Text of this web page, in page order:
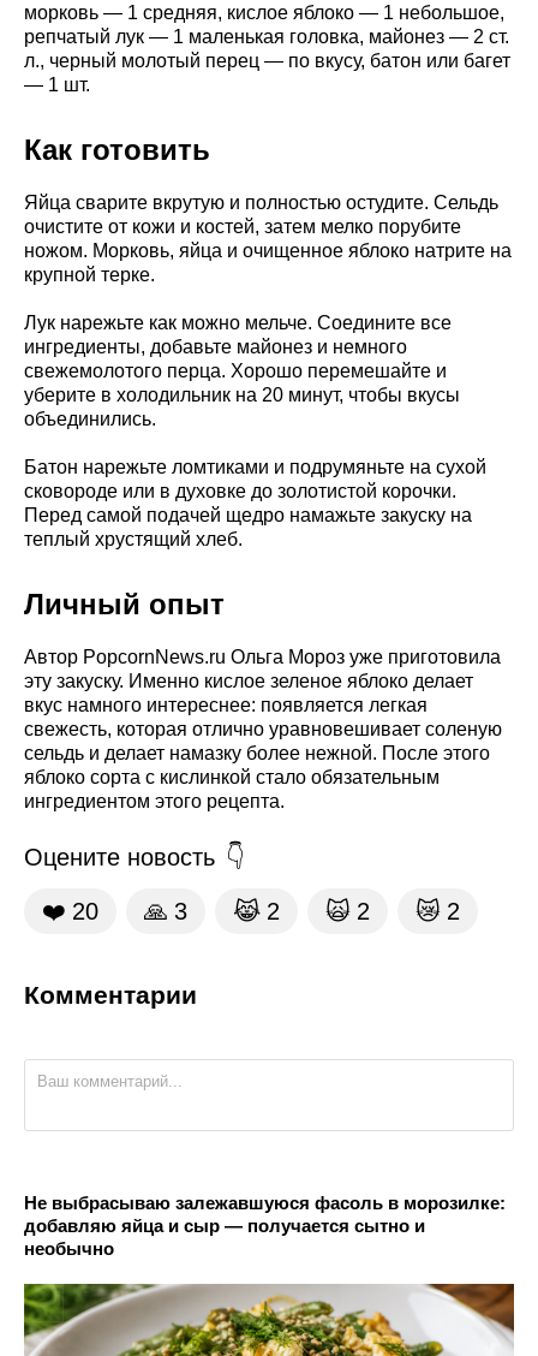
морковь — 1 средняя, кислое яблоко — 1 небольшое,
репчатый лук — 1 маленькая головка, майонез — 2 ст.
л., черный молотый перец — по вкусу, батон или багет
— 1 шт.
Как готовить
Яйца сварите вкрутую и полностью остудите. Сельдь
очистите от кожи и костей, затем мелко порубите
ножом. Морковь, яйца и очищенное яблоко натрите на
крупной терке.
Лук нарежьте как можно мельче. Соедините все
ингредиенты, добавьте майонез и немного
свежемолотого перца. Хорошо перемешайте и
уберите в холодильник на 20 минут, чтобы вкусы
объединились.
Батон нарежьте ломтиками и подрумяньте на сухой
сковороде или в духовке до золотистой корочки.
Перед самой подачей щедро намажьте закуску на
теплый хрустящий хлеб.
Личный опыт
Автор PopcornNews.ru Ольга Мороз уже приготовила
эту закуску. Именно кислое зеленое яблоко делает
вкус намного интереснее: появляется легкая
свежесть, которая отлично уравновешивает соленую
сельдь и делает намазку более нежной. После этого
яблоко сорта с кислинкой стало обязательным
ингредиентом этого рецепта.
Оцените новость
❤️ 20 🙏 3 😹 2 🙀 2 😿 2
Комментарии
Не выбрасываю залежавшуюся фасоль в морозилке:
добавляю яйца и сыр — получается сытно и
необычно